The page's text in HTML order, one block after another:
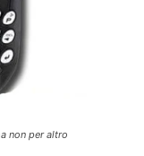
non per altro